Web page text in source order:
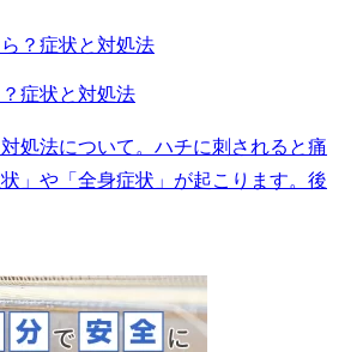
症状と対処法
処法について。ハチに刺されると痛
」や「全身症状」が起こります。後